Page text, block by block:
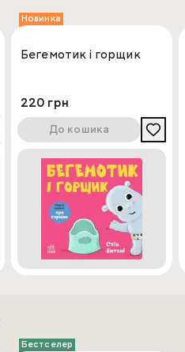
Новинка
Бегемотик і горщик
220 грн
До кошика
Бестселер